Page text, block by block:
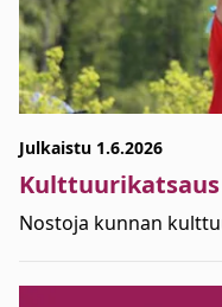
Julkaistu 1.6.2026
Nostoja kunnan